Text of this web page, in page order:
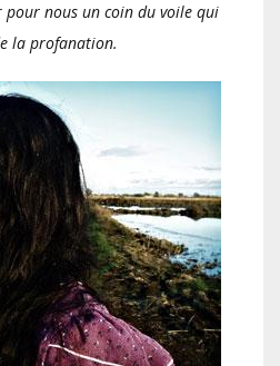
pour nous un coin du voile qui
la profanation.